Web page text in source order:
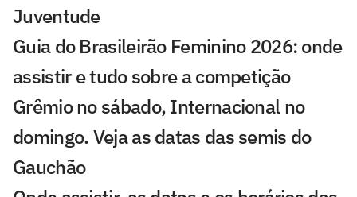
Juventude
Guia do Brasileirão Feminino 2026: onde
assistir e tudo sobre a competição
Grêmio no sábado, Internacional no
domingo. Veja as datas das semis do
Gauchão